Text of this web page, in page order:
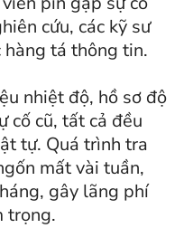
cứu, các kỹ sư
tá thông tin.
nhiệt độ, hồ sơ độ
cố cũ, tất cả đều
tự. Quá trình tra
mất vài tuần,
gây lãng phí
trọng.